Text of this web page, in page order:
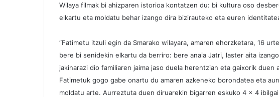
Wilaya filmak bi ahizparen istorioa kontatzen du: bi kultura oso
elkartu eta moldatu behar izango dira bizirauteko eta euren
“Fatimetu itzuli egin da Smarako wilayara, amaren ehorzketara, 16
bere bi senidekin elkartu da berriro: bere anaia Jatri, laster aita
jakinarazi dio familiaren jaima jaso duela herentzian eta gaixorik duen
Fatimetuk gogo gabe onartu du amaren azkeneko borondatea eta
moldatu arte. Aurreztuta duen diruarekin bigarren eskuko 4 x 4